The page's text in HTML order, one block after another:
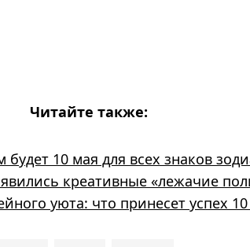
Читайте также:
10 мая для всех знаков
креативные «лежачие
уюта: что принесет успех